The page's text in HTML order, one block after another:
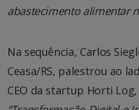
abastecimento alimentar
Na sequência, Carlos
Ceasa/RS, palestrou ao
CEO da startup Horti